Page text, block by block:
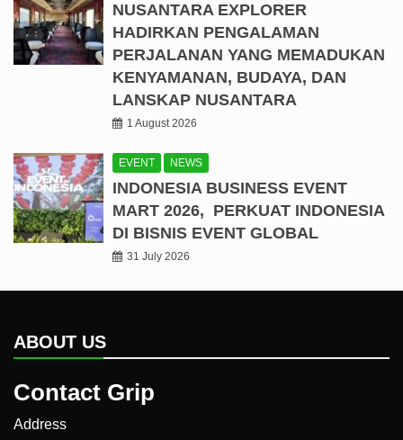
NUSANTARA EXPLORER
HADIRKAN PENGALAMAN
PERJALANAN YANG MEMADUKAN
KENYAMANAN, BUDAYA, DAN
LANSKAP NUSANTARA
1 August 2026
EVENT NEWS
INDONESIA BUSINESS EVENT
MART 2026, PERKUAT INDONESIA
DI BISNIS EVENT GLOBAL
31 July 2026
ABOUT US
Contact Grip
Address